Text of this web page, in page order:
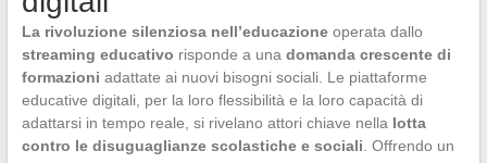
La rivoluzione silenziosa nell’educazioneoperata dallo
streaming educativo risponde a una domanda crescente di
formazioni adattate ai nuovi bisogni sociali. Le piattaforme
educative digitali, per la loro flessibilità e la loro capacità di
adattarsi in tempo reale, si rivelano attori chiave nella lotta
contro le disuguaglianze scolastiche e sociali . Offrendo un